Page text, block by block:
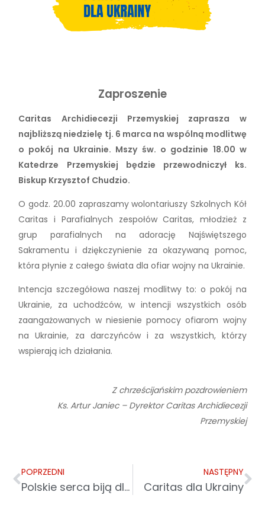
Zaproszenie
Caritas Archidiecezji Przemyskiej zaprasza w
najbliższą niedzielę tj. 6 marca na wspólną modlitwę
o pokój na Ukrainie. Mszy św. o godzinie 18.00 w
Katedrze Przemyskiej będzie przewodniczył ks.
Biskup Krzysztof Chudzio.
O godz. 20.00 zapraszamy wolontariuszy Szkolnych Kół
Caritas i Parafialnych zespołów Caritas, młodzież z
grup parafialnych na adorację Najświętszego
Sakramentu i dziękczynienie za okazywaną pomoc,
która płynie z całego świata dla ofiar wojny na Ukrainie.
Intencja szczegółowa naszej modlitwy to: o pokój na
Ukrainie, za uchodźców, w intencji wszystkich osób
zaangażowanych w niesienie pomocy ofiarom wojny
na Ukrainie, za darczyńców i za wszystkich, którzy
wspierają ich działania.
Z chrześcijańskim pozdrowieniem
Ks. Artur Janiec – Dyrektor Caritas Archidiecezji
Przemyskiej
POPRZEDNI
Polskie serca biją dla Ukrainy
NASTĘPNY
Caritas dla Ukrainy